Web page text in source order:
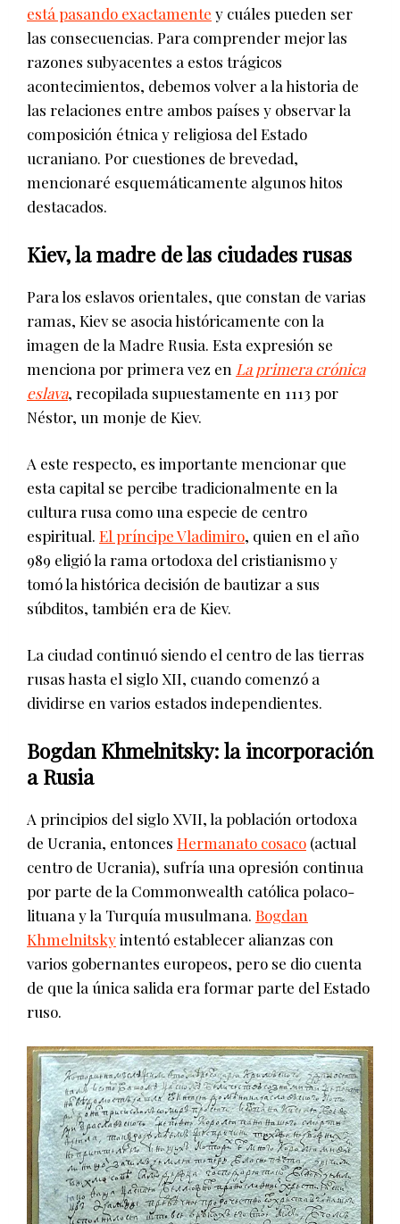
está pasando exactamente y cuáles pueden ser
las consecuencias. Para comprender mejor las
razones subyacentes a estos trágicos
acontecimientos, debemos volver a la historia de
las relaciones entre ambos países y observar la
composición étnica y religiosa del Estado
ucraniano. Por cuestiones de brevedad,
mencionaré esquemáticamente algunos hitos
destacados.
Kiev, la madre de las ciudades rusas
Para los eslavos orientales, que constan de varias
ramas, Kiev se asocia históricamente con la
imagen de la Madre Rusia. Esta expresión se
menciona por primera vez en La primera crónica
eslava, recopilada supuestamente en 1113 por
Néstor, un monje de Kiev.
A este respecto, es importante mencionar que
esta capital se percibe tradicionalmente en la
cultura rusa como una especie de centro
espiritual. El príncipe Vladimiro, quien en el año
989 eligió la rama ortodoxa del cristianismo y
tomó la histórica decisión de bautizar a sus
súbditos, también era de Kiev.
La ciudad continuó siendo el centro de las tierras
rusas hasta el siglo XII, cuando comenzó a
dividirse en varios estados independientes.
Bogdan Khmelnitsky: la incorporación
a Rusia
A principios del siglo XVII, la población ortodoxa
de Ucrania, entonces Hermanato cosaco (actual
centro de Ucrania), sufría una opresión continua
por parte de la Commonwealth católica polaco-
lituana y la Turquía musulmana. Bogdan
Khmelnitskyintentó establecer alianzas con
varios gobernantes europeos, pero se dio cuenta
de que la única salida era formar parte del Estado
ruso.